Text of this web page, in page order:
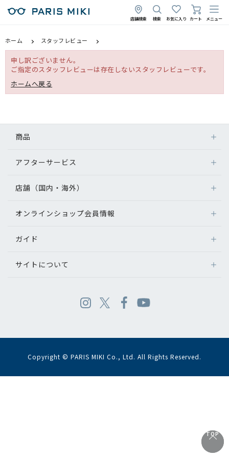
店舗検索 検索 お気に入り カート メニュー
ホーム スタッフレビュー
申し訳ございません。
ご指定のスタッフレビューは存在しないスタッフレビューです。
ホームへ戻る
TOP
TOP
商品
アフターサービス
店舗（国内・海外）
オンラインショップ会員情報
ガイド
サイトについて
Copyright © PARIS MIKI Co., Ltd. All Rights Reserved.